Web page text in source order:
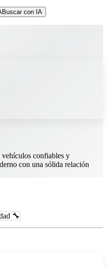
Buscar con IA
confiables y
con una sólida relación
🔧